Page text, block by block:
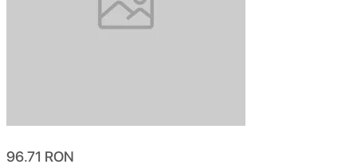
96.71 RON